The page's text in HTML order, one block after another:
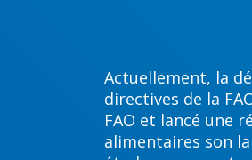
Actuellement, la
directives de la
FAO et lancé une
alimentaires son